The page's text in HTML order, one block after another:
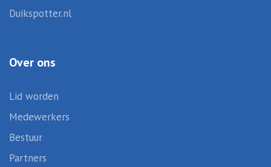
Duikspotter.nl
Over ons
Lid worden
Medewerkers
Bestuur
Partners